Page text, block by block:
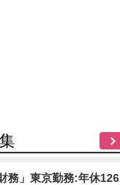
務」東京勤務:年休